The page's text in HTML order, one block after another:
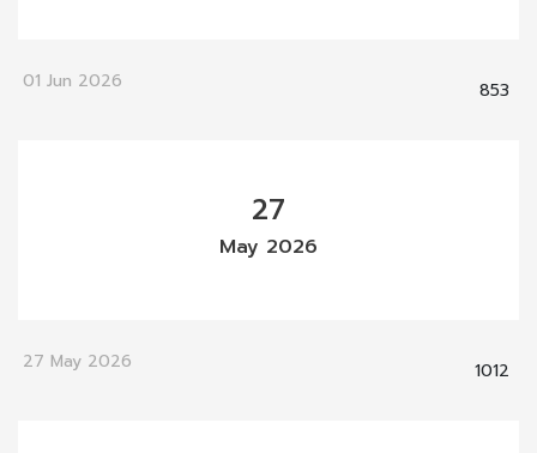
01 Jun 2026 853
27
May 2026
27 May 2026 1012